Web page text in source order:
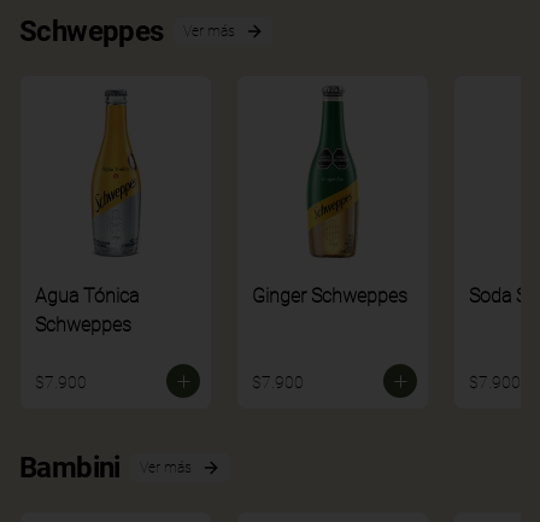
Schweppes Ver más
Agua Tónica
Schweppes
$7.900
Ginger Schweppes
$7.900
Soda
$7.900
Bambini Ver más